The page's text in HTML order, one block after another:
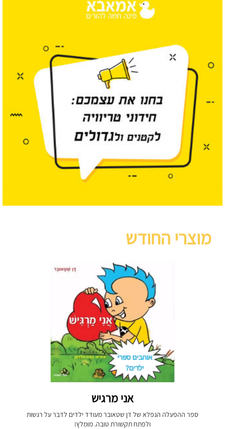
מוצרי החודש
אני מרגיש
ספר ההפעלה הנפלא של דן שטאובר מעודד ילדים לדבר על רגשות
ולפתח תקשורת טובה. מומלץ!